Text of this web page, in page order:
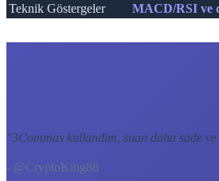
Teknik Göstergeler
MACD/RSI ve
"3Commas kullandim, suan daha sade
- @CryptoKing88